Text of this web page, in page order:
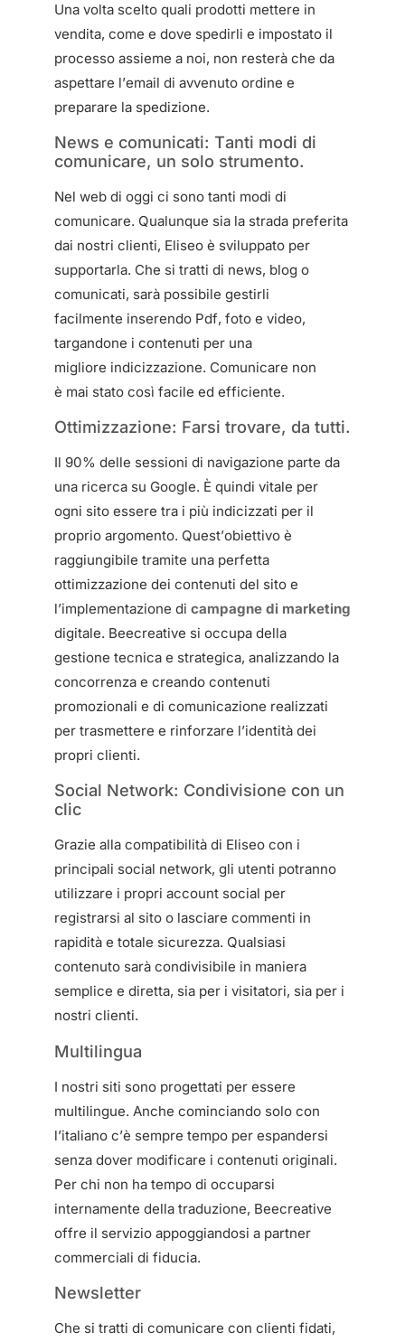
Una volta scelto quali prodotti mettere in
vendita, come e dove spedirli e impostato il
processo assieme a noi, non resterà che da
aspettare l’email di avvenuto ordine e
preparare la spedizione.
News e comunicati: Tanti modi di
comunicare, un solo strumento.
Nel web di oggi ci sono tanti modi di
comunicare. Qualunque sia la strada preferita
dai nostri clienti, Eliseo è sviluppato per
supportarla. Che si tratti di news, blog o
comunicati, sarà possibile gestirli
facilmente inserendo Pdf, foto e video,
targandone i contenuti per una
migliore indicizzazione. Comunicare non
è mai stato così facile ed efficiente.
Ottimizzazione: Farsi trovare, da tutti.
Il 90% delle sessioni di navigazione parte da
una ricerca su Google. È quindi vitale per
ogni sito essere tra i più indicizzati per il
proprio argomento. Quest’obiettivo è
raggiungibile tramite una perfetta
ottimizzazione dei contenuti del sito e
l’implementazione di campagne di marketing
digitale. Beecreative si occupa della
gestione tecnica e strategica, analizzando la
concorrenza e creando contenuti
promozionali e di comunicazione realizzati
per trasmettere e rinforzare l’identità dei
propri clienti.
Social Network: Condivisione con un
clic
Grazie alla compatibilità di Eliseo con i
principali social network, gli utenti potranno
utilizzare i propri account social per
registrarsi al sito o lasciare commenti in
rapidità e totale sicurezza. Qualsiasi
contenuto sarà condivisibile in maniera
semplice e diretta, sia per i visitatori, sia per i
nostri clienti.
Multilingua
I nostri siti sono progettati per essere
multilingue. Anche cominciando solo con
l’italiano c’è sempre tempo per espandersi
senza dover modificare i contenuti originali.
Per chi non ha tempo di occuparsi
internamente della traduzione, Beecreative
offre il servizio appoggiandosi a partner
commerciali di fiducia.
Newsletter
Che si tratti di comunicare con clienti fidati,